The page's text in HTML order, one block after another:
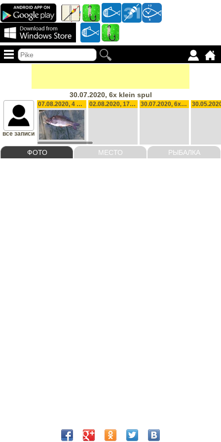
30.07.2020, 6x klein spul
ФОТО МЕСТО РЫБАЛКА
все записи
07.08.2020, 4 voorn 2 bliek 1 karper 02.08.2020, 17x klein spul 30.07.2020, 6x klein spul